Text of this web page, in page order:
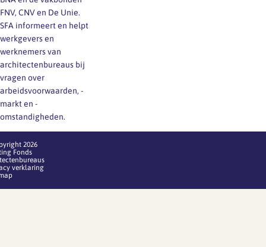
FNV, CNV en De Unie.
SFA informeert en helpt
werkgevers en
werknemers van
architectenbureaus bij
vragen over
arbeidsvoorwaarden, -
markt en -
omstandigheden.
2026
Fonds
verklaring